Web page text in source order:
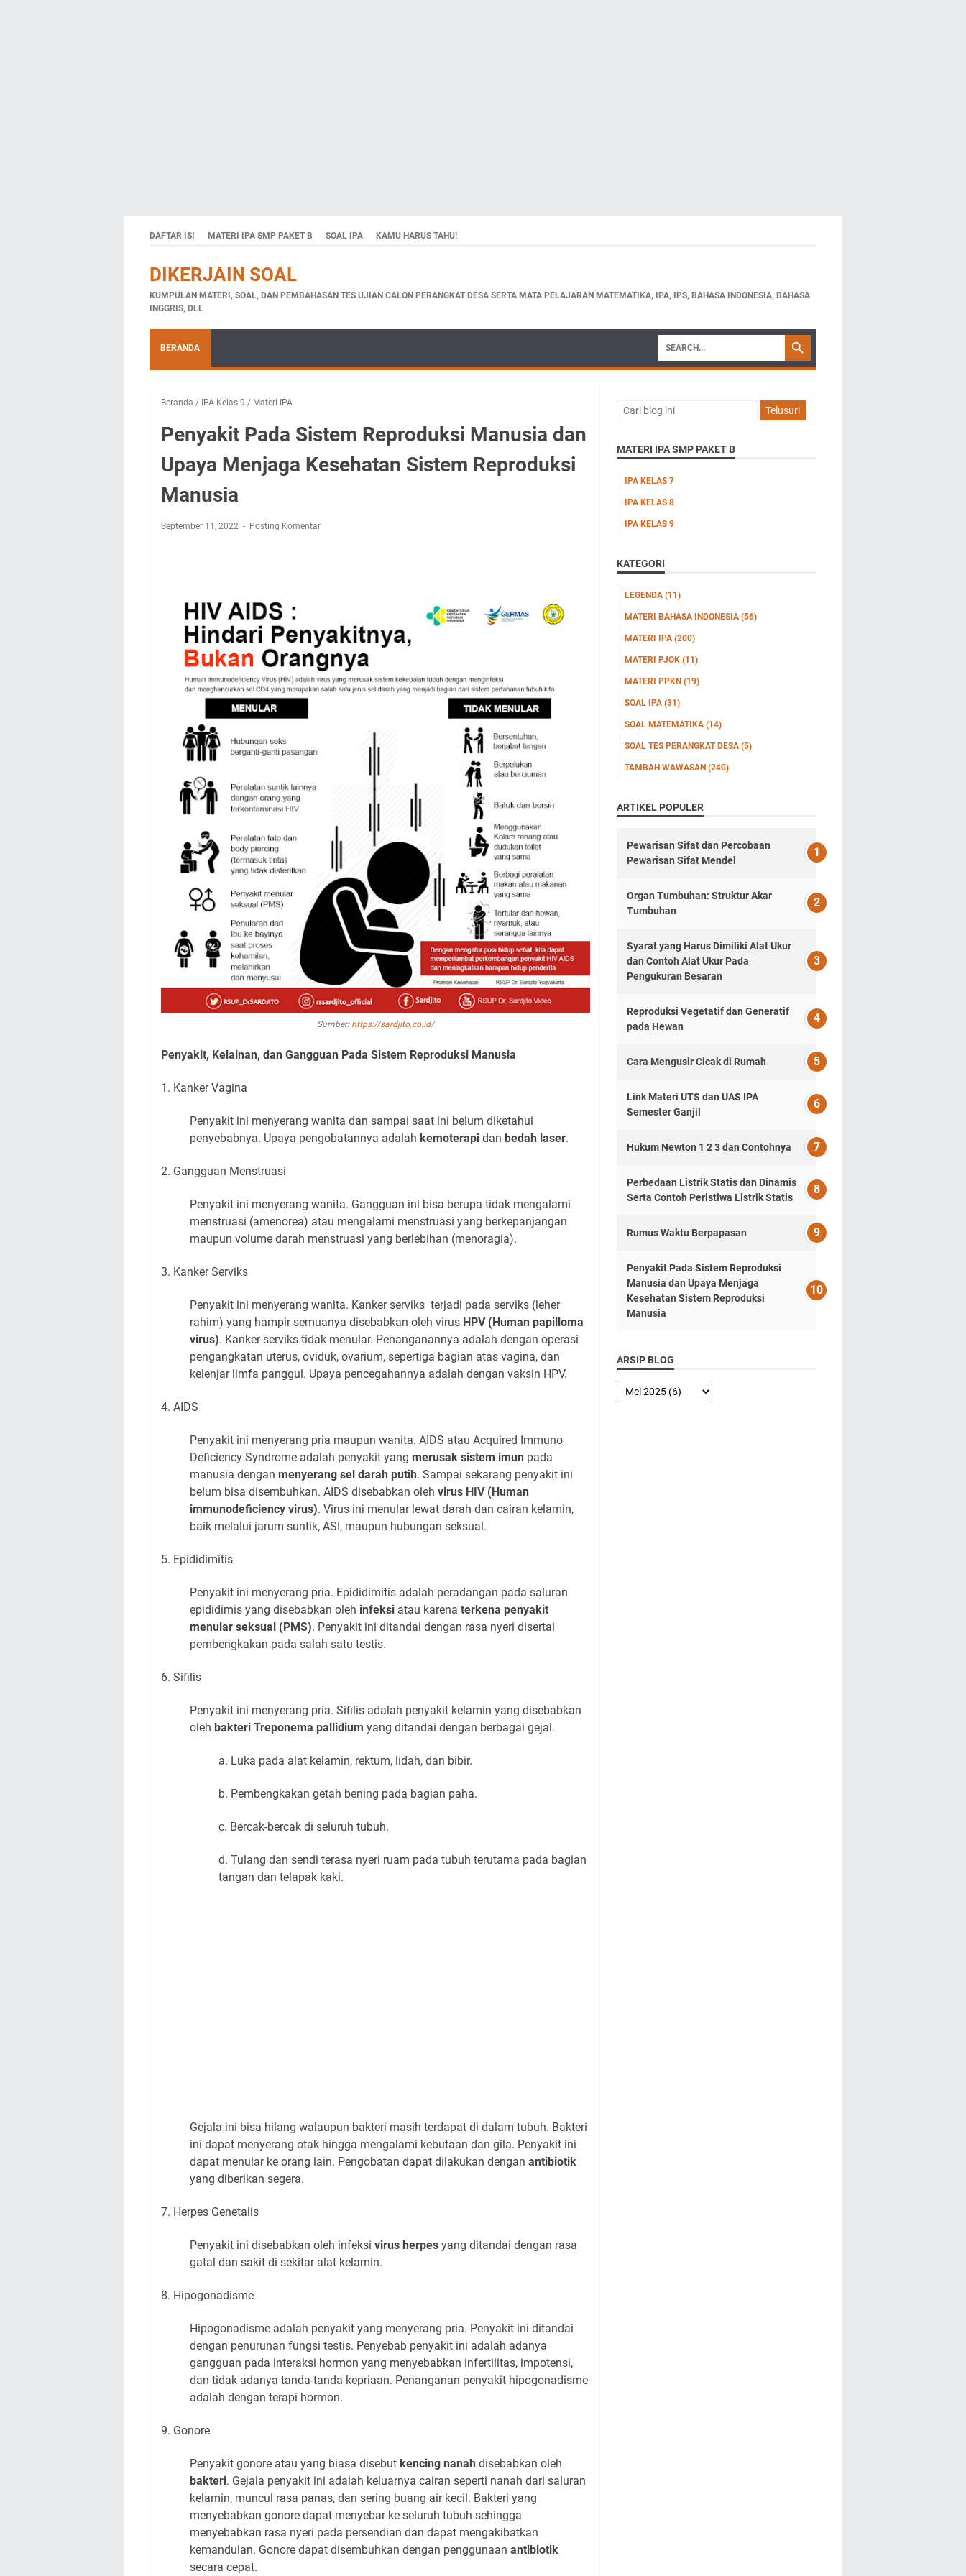
DAFTAR ISI MATERI IPA SMP PAKET B SOAL IPA KAMU HARUS TAHU!
DIKERJAIN SOAL
KUMPULAN MATERI, SOAL, DAN PEMBAHASAN TES UJIAN CALON PERANGKAT DESA SERTA MATA PELAJARAN MATEMATIKA, IPA, IPS, BAHASA INDONESIA, BAHASA
INGGRIS, DLL
BERANDA
Beranda / IPA Kelas 9 / Materi IPA
Penyakit Pada Sistem Reproduksi Manusia dan
Upaya Menjaga Kesehatan Sistem Reproduksi
Manusia
September 11, 2022 Posting Komentar
Sumber: https://sardjito.co.id/
Penyakit, Kelainan, dan Gangguan Pada Sistem Reproduksi Manusia
1. Kanker Vagina
Penyakit ini menyerang wanita dan sampai saat ini belum diketahui
penyebabnya. Upaya pengobatannya adalah kemoterapi dan bedah laser.
2. Gangguan Menstruasi
Penyakit ini menyerang wanita. Gangguan ini bisa berupa tidak mengalami
menstruasi (amenorea) atau mengalami menstruasi yang berkepanjangan
maupun volume darah menstruasi yang berlebihan (menoragia).
3. Kanker Serviks
Penyakit ini menyerang wanita. Kanker serviks terjadi pada serviks (leher
rahim) yang hampir semuanya disebabkan oleh virus HPV (Human papilloma
virus). Kanker serviks tidak menular. Penanganannya adalah dengan operasi
pengangkatan uterus, oviduk, ovarium, sepertiga bagian atas vagina, dan
kelenjar limfa panggul. Upaya pencegahannya adalah dengan vaksin HPV.
4. AIDS
Penyakit ini menyerang pria maupun wanita. AIDS atau Acquired Immuno
Deficiency Syndrome adalah penyakit yang merusak sistem imun pada
manusia dengan menyerang sel darah putih. Sampai sekarang penyakit ini
belum bisa disembuhkan. AIDS disebabkan oleh virus HIV (Human
immunodeficiency virus). Virus ini menular lewat darah dan cairan kelamin,
baik melalui jarum suntik, ASI, maupun hubungan seksual.
5. Epididimitis
Penyakit ini menyerang pria. Epididimitis adalah peradangan pada saluran
epididimis yang disebabkan oleh infeksi atau karena terkena penyakit
menular seksual (PMS). Penyakit ini ditandai dengan rasa nyeri disertai
pembengkakan pada salah satu testis.
6. Sifilis
Penyakit ini menyerang pria. Sifilis adalah penyakit kelamin yang disebabkan
oleh bakteri Treponema pallidium yang ditandai dengan berbagai gejal.
a. Luka pada alat kelamin, rektum, lidah, dan bibir.
b. Pembengkakan getah bening pada bagian paha.
c. Bercak-bercak di seluruh tubuh.
d. Tulang dan sendi terasa nyeri ruam pada tubuh terutama pada bagian
tangan dan telapak kaki.
Gejala ini bisa hilang walaupun bakteri masih terdapat di dalam tubuh. Bakteri
ini dapat menyerang otak hingga mengalami kebutaan dan gila. Penyakit ini
dapat menular ke orang lain. Pengobatan dapat dilakukan dengan antibiotik
yang diberikan segera.
7. Herpes Genetalis
Penyakit ini disebabkan oleh infeksi virus herpes yang ditandai dengan rasa
gatal dan sakit di sekitar alat kelamin.
8. Hipogonadisme
Hipogonadisme adalah penyakit yang menyerang pria. Penyakit ini ditandai
dengan penurunan fungsi testis. Penyebab penyakit ini adalah adanya
gangguan pada interaksi hormon yang menyebabkan infertilitas, impotensi,
dan tidak adanya tanda-tanda kepriaan. Penanganan penyakit hipogonadisme
adalah dengan terapi hormon.
9. Gonore
Penyakit gonore atau yang biasa disebut kencing nanah disebabkan oleh
bakteri. Gejala penyakit ini adalah keluarnya cairan seperti nanah dari saluran
kelamin, muncul rasa panas, dan sering buang air kecil. Bakteri yang
menyebabkan gonore dapat menyebar ke seluruh tubuh sehingga
menyebabkan rasa nyeri pada persendian dan dapat mengakibatkan
kemandulan. Gonore dapat disembuhkan dengan penggunaan antibiotik
secara cepat.
MATERI IPA SMP PAKET B
IPA KELAS 7
IPA KELAS 8
IPA KELAS 9
KATEGORI
LEGENDA (11)
MATERI BAHASA INDONESIA (56)
MATERI IPA (200)
MATERI PJOK (11)
MATERI PPKN (19)
SOAL IPA (31)
SOAL MATEMATIKA (14)
SOAL TES PERANGKAT DESA (5)
TAMBAH WAWASAN (240)
ARTIKEL POPULER
Pewarisan Sifat dan Percobaan
Pewarisan Sifat Mendel
Organ Tumbuhan: Struktur Akar
Tumbuhan
Syarat yang Harus Dimiliki Alat Ukur
dan Contoh Alat Ukur Pada
Pengukuran Besaran
Reproduksi Vegetatif dan Generatif
pada Hewan
Cara Mengusir Cicak di Rumah
Link Materi UTS dan UAS IPA
Semester Ganjil
Hukum Newton 1 2 3 dan Contohnya
Perbedaan Listrik Statis dan Dinamis
Serta Contoh Peristiwa Listrik Statis
Rumus Waktu Berpapasan
Penyakit Pada Sistem Reproduksi
Manusia dan Upaya Menjaga
Kesehatan Sistem Reproduksi
Manusia
ARSIP BLOG